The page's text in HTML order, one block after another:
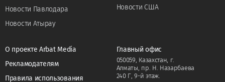
Новости Павлодара
Новости Атырау
Новости США
О проекте Arbat Media
Рекламодателям
Правила использования
Главный офис
050059, Казахстан, г.
Алматы, пр. Н. Назарбаева
240 Г, 9-й этаж.